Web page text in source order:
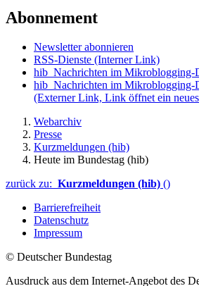
Abonnement
Newsletter abonnieren
RSS-Dienste (Interner Link)
hib_Nachrichten im Mikroblogging-
hib_Nachrichten im Mikroblogging-
(Externer Link, Link öffnet ein
Webarchiv
Presse
Kurzmeldungen (hib)
Heute im Bundestag (hib)
zurück zu: Kurzmeldungen (hib) ()
Barrierefreiheit
Datenschutz
Impressum
© Deutscher Bundestag
Ausdruck aus dem Internet-Angebot des